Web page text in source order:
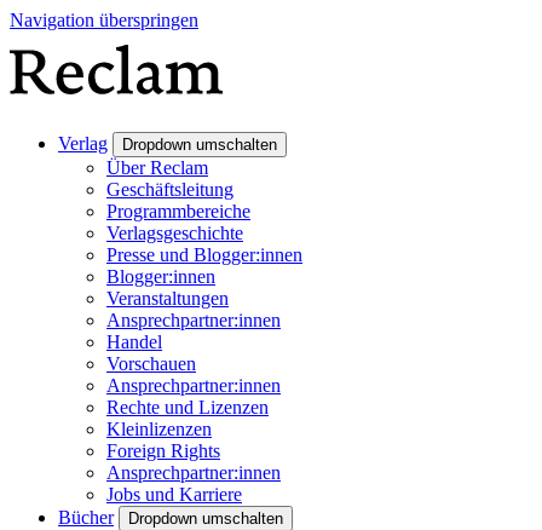
Navigation überspringen
Verlag Dropdown umschalten
Über Reclam
Geschäftsleitung
Programmbereiche
Verlagsgeschichte
Presse und Blogger:innen
Blogger:innen
Veranstaltungen
Ansprechpartner:innen
Handel
Vorschauen
Ansprechpartner:innen
Rechte und Lizenzen
Kleinlizenzen
Foreign Rights
Ansprechpartner:innen
Jobs und Karriere
Bücher
Dropdown umschalten